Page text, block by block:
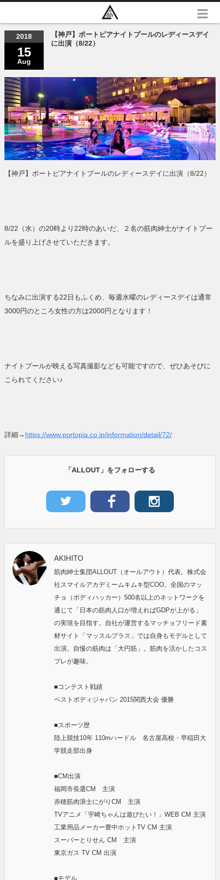
2018
15
Aug
【神戸】ポートピアナイトプールのレディースデイ
に出演（8/22）
【神戸】ポートピアナイトプールのレディースデイに出演（8/22）
8/22（水）の20時より22時のあいだ、２名の筋肉紳士がナイトプー
ルを盛り上げさせていただきます。
ちなみに出演する22日もふくめ、毎週水曜のレディースデイは通常
3000円のところ女性の方は2000円となります！
ナイトプールが映える写真撮影なども可能ですので、ぜひあそびに
こられてください♪
詳細→ https://www.portopia.co.jp/information/detail/72/
「ALLOUT」をフォローする
AKIHITO
筋肉紳士集団ALLOUT（オールアウト）代表。株式会
社スマイルアカデミームキムキ型COO。全国のマッ
チョ（ボディハッカー）500名以上のネットワークを
通じて「日本の筋肉人口が増えればGDPが上がる」
の実現を目指す。自社が運営するマッチョフリード素
材サイト「マッスルプラス」では自身もモデルとして
出演。自慢の筋肉は「大円筋」。筋肉を活かしたコス
プレが趣味。
■コンテスト戦績
ベストボディジャパン 2015関西大会 優勝
■スポーツ歴
陸上競技10年 110mハードル 名古屋高校・早稲田大
学競走部出身
■CM出演
福岡市長選CM 主演
赤穂筋肉浪士にがりCM 主演
TVアニメ「宇崎ちゃんは遊びたい！」WEB CM 主演
工業用品メーカー豊中ホットTV CM 主演
スーパーとりせん CM 主演
東京ガス TV CM 出演
■モデル